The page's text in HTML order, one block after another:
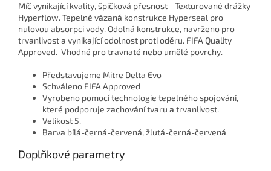
Míč vynikající kvality, špičková přesnost - Texturované drážky
Hyperflow. Tepelně vázaná konstrukce Hyperseal pro
nulovou absorpci vody. Odolná konstrukce, navrženo pro
trvanlivost a vynikající odolnost proti oděru. FIFA Quality
Approved. Vhodné pro travnaté nebo umělé povrchy.
Představujeme Mitre Delta Evo
Schváleno FIFA Approved
Vyrobeno pomocí technologie tepelného spojování,
které podporuje zachování tvaru a trvanlivost.
Velikost 5.
Barva bílá-černá-červená, žlutá-černá-červená
Doplňkové parametry